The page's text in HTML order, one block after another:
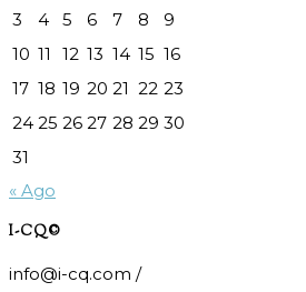
3
4 5 6 7 8
9
10 11 12 13 14 15 16
17 18 19 20 21 22 23
24 25 26 27 28 29 30
31
« Ago
I-CQ©
info@i-cq.com /